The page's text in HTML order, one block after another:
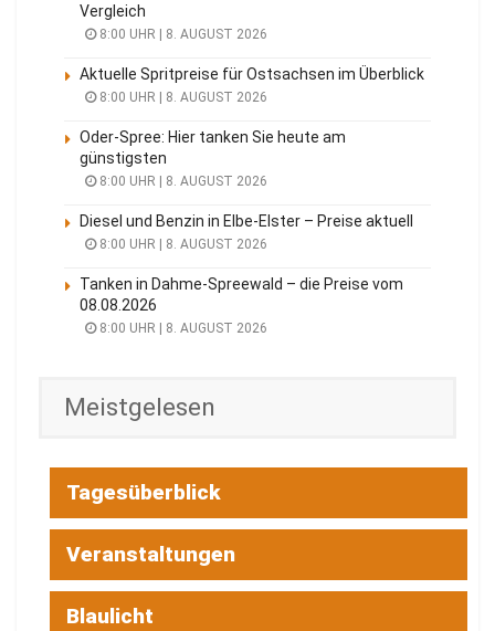
Vergleich
8:00 UHR | 8. AUGUST 2026
Aktuelle Spritpreise für Ostsachsen im Überblick
8:00 UHR | 8. AUGUST 2026
Oder-Spree: Hier tanken Sie heute am
günstigsten
8:00 UHR | 8. AUGUST 2026
Diesel und Benzin in Elbe-Elster – Preise aktuell
8:00 UHR | 8. AUGUST 2026
Tanken in Dahme-Spreewald – die Preise vom
08.08.2026
8:00 UHR | 8. AUGUST 2026
Meistgelesen
Tagesüberblick
Veranstaltungen
Blaulicht